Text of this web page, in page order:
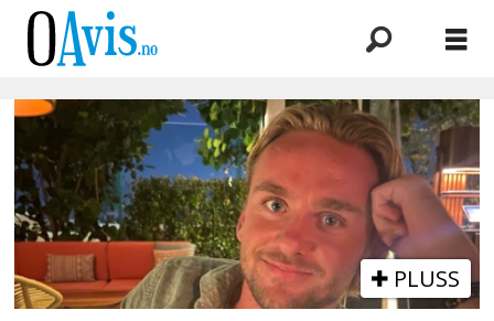
Emne:
festival
PLUSS